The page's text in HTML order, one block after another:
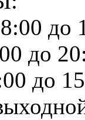
до